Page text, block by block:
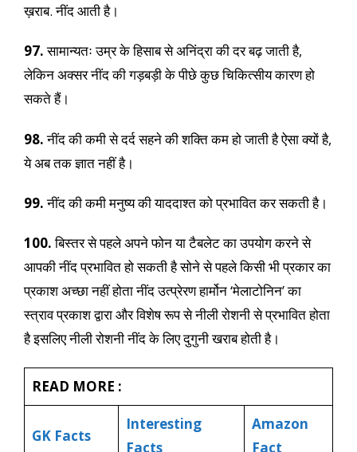
ख़राब. नींद आती है।
97.सामान्यतः उम्र के हिसाब से अनिंद्रा की दर बढ़ जाती है,
लेकिन अक्सर नींद की गड़बड़ी के पीछे कुछ चिकित्सीय कारण हो
सकते हैं।
98.नींद की कमी से दर्द सहने की शक्ति कम हो जाती है ऐसा क्यों है,
ये अब तक ज्ञात नहीं है।
99.नींद की कमी मनुष्य की याददाश्त को प्रभावित कर सकती है।
100.बिस्तर से पहले अपने फोन या टैबलेट का उपयोग करने से
आपकी नींद प्रभावित हो सकती है सोने से पहले किसी भी प्रकार का
प्रकाश अच्छा नहीं होता नींद उत्प्रेरण हार्मोन ‘मेलाटोनिन’ का
स्त्राव प्रकाश द्वारा और विशेष रूप से नीली रोशनी से प्रभावित होता
है इसलिए नीली रोशनी नींद के लिए दुगुनी खराब होती है।
READ MORE :
GK Facts
Interesting
Facts
Amazon
Fact